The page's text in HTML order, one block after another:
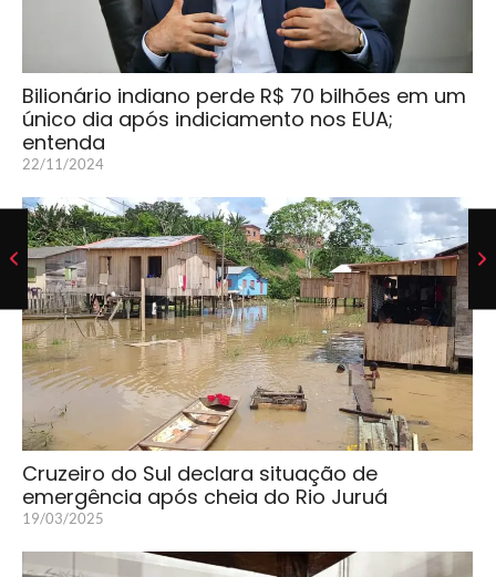
Bilionário indiano perde R$ 70 bilhões em um
único dia após indiciamento nos EUA;
entenda
22/11/2024
Cruzeiro do Sul declara situação de
emergência após cheia do Rio Juruá
19/03/2025